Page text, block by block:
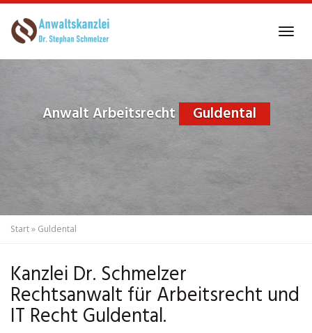
to
Anwalt Arbeitsrecht Guldental
Start» Guldental
Kanzlei Dr. Schmelzer
Rechtsanwalt für Arbeitsrecht und
IT Recht Guldental.